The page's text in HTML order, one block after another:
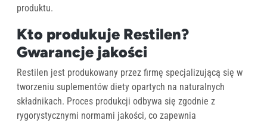
produktu.
Kto produkuje Restilen?
Gwarancje jakości
Restilen jest produkowany przez firmę specjalizującą się w
tworzeniu suplementów diety opartych na naturalnych
składnikach. Proces produkcji odbywa się zgodnie z
rygorystycznymi normami jakości, co zapewnia